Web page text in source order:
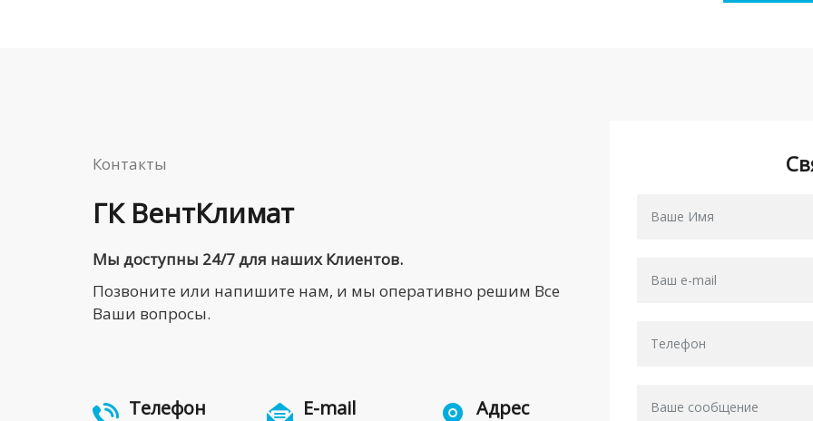
Контакты
ГК ВентКлимат
Мы доступны 24/7 для наших Клиентов.
Позвоните или напишите нам, и мы оперативно решим Все
Ваши вопросы.
Телефон E-mail Адрес